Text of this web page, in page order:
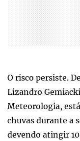
O risco persiste.
Lizandro
Meteorologia,
chuvas durante a
devendo atingir